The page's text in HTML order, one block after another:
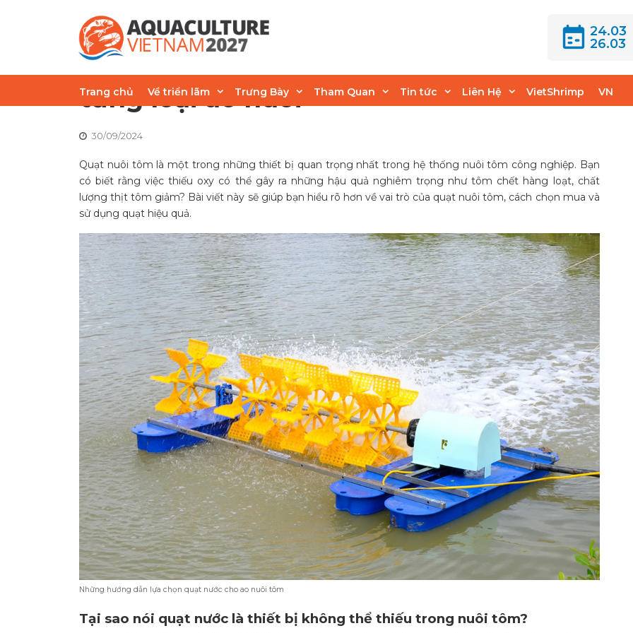
24.03
26.03
Trang chủ Về triển lãm Trưng Bày Tham Quan Tin tức Liên Hệ VietShrimp VN
Cách chọn quạt nuôi tôm phù hợp cho
từng loại ao nuôi
30/09/2024
Quạt nuôi tôm là một trong những thiết bị quan trọng nhất trong hệ thống nuôi tôm công nghiệp. Bạn
có biết rằng việc thiếu oxy có thể gây ra những hậu quả nghiêm trọng như tôm chết hàng loạt, chất
lượng thịt tôm giảm? Bài viết này sẽ giúp bạn hiểu rõ hơn về vai trò của quạt nuôi tôm, cách chọn mua và
sử dụng quạt hiệu quả.
Những hướng dẫn lựa chọn quạt nước cho ao nuôi tôm
Tại sao nói quạt nước là thiết bị không thể thiếu trong nuôi tôm?